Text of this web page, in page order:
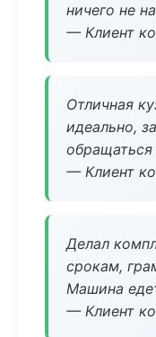
ничего не
— Клиент
Отличная
идеально,
— Клиент
Делал
срокам,
Машина
— Клиент